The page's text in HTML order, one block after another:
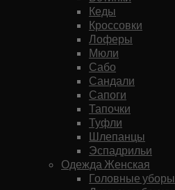
Кеды
Кроссовки
Лоферы
Мюли
Сабо
Сандали
Сапоги
Тапочки
Туфли
Шлепанцы
Эспадрильи
Одежда Женская
Головные уборы